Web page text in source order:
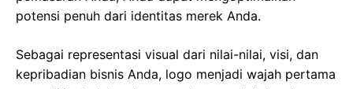
potensi penuh dari identitas merek Anda.
Sebagai representasi visual dari nilai-nilai, visi, dan
kepribadian bisnis Anda, logo menjadi wajah pertama